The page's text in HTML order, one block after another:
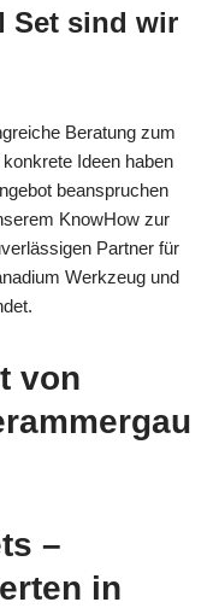
Set sind wir
Beratung zum
Ideen haben
beanspruchen
KnowHow zur
Partner für
Werkzeug und
von
–
in